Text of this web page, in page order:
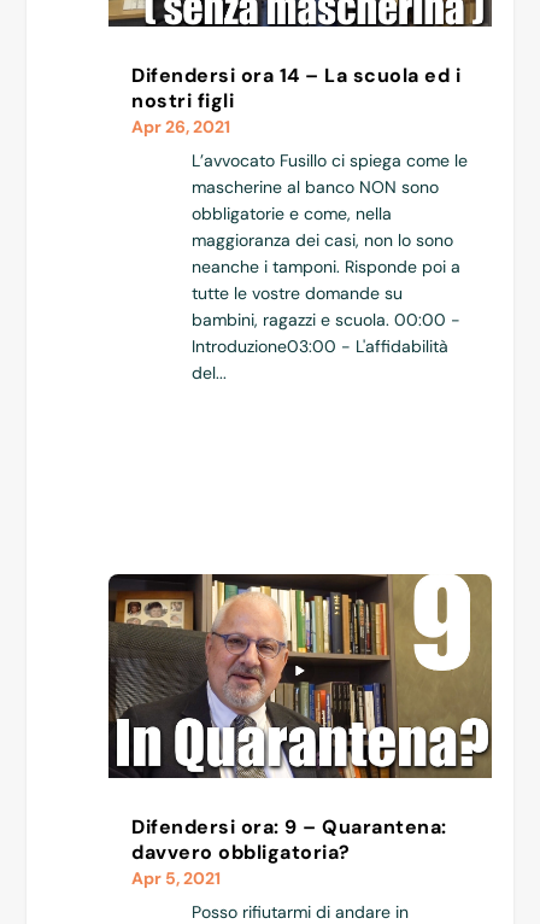
Difendersi ora 14 – La scuola ed i
nostri figli
Apr 26, 2021
L’avvocato Fusillo ci spiega come le
mascherine al banco NON sono
obbligatorie e come, nella
maggioranza dei casi, non lo sono
neanche i tamponi. Risponde poi a
tutte le vostre domande su
bambini, ragazzi e scuola. 00:00 -
Introduzione03:00 - L'affidabilità
del...
Difendersi ora: 9 – Quarantena:
davvero obbligatoria?
Apr 5, 2021
Posso rifiutarmi di andare in